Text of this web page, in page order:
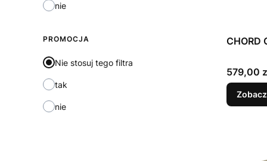
nie
PROMOCJA
Nie stosuj tego filtra
tak
nie
CHORD
Cena
579,00